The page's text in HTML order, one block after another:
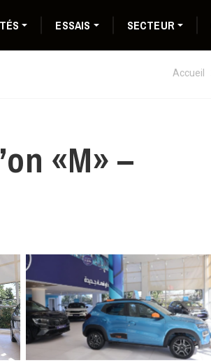
ESSAIS SECTEUR
Accueil
«M» –